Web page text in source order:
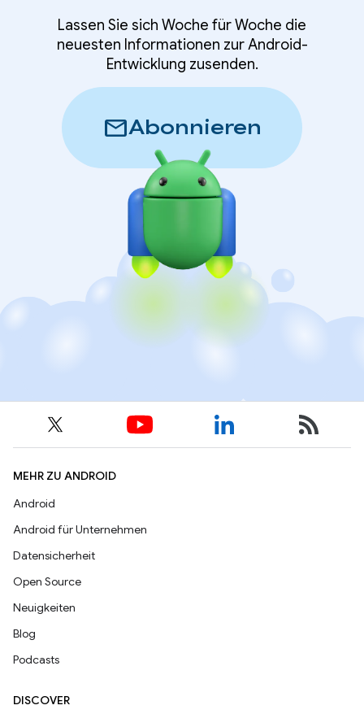
Lassen Sie sich Woche für Woche die
neuesten Informationen zur Android-
Entwicklung zusenden.
mailAbonnieren
MEHR ZU ANDROID
Android
Android für Unternehmen
Datensicherheit
Open Source
Neuigkeiten
Blog
Podcasts
DISCOVER